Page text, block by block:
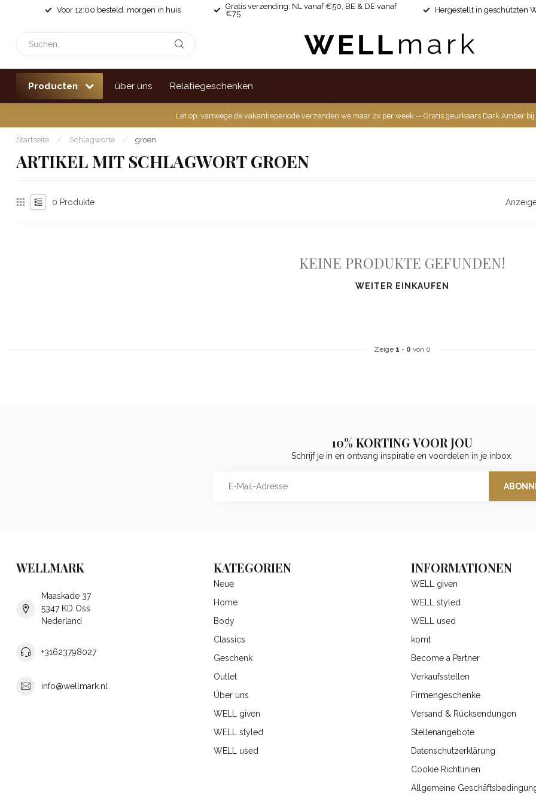
Voor 12:00 besteld, morgen in huis
Gratis verzending: NL vanaf €50, BE & DE vanaf
€75
Hergestellt in geschützten
Producten über uns Relatiegeschenken
Let op: vanwege de vakantieperiode verzenden we maar 2x per week -- Gratis geurkaars Dark Amber
Startseite / Schlagworte / groen
ARTIKEL MIT SCHLAGWORT GROEN
0 Produkte
KEINE PRODUKTE GEFUNDEN!
WEITER EINKAUFEN
Zeige 1 - 0 von 0
10% KORTING VOOR JOU
Schrijf je in en ontvang inspiratie en voordelen in je inbox.
WELLMARK
Maaskade 37
5347 KD Oss
Nederland
+31623798027
info@wellmark.nl
KATEGORIEN
Neue
Home
Body
Classics
Geschenk
Outlet
Über uns
WELL given
WELL styled
WELL used
INFORMATIONEN
WELL given
WELL styled
WELL used
komt
Become a Partner
Verkaufsstellen
Firmengeschenke
Versand & Rücksendungen
Stellenangebote
Datenschutzerklärung
Cookie Richtlinien
Allgemeine